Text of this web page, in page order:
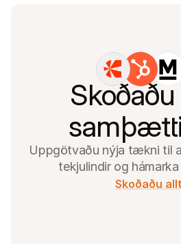
Uppgötvaðu nýja tækni til
tekjulindir og
Skoðaðu